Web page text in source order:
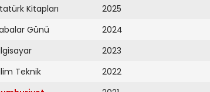
Kitapları
Günü
Teknik
2025
2024
2023
2022